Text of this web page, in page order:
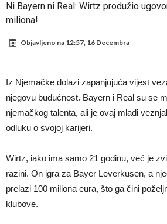
Zašto je nepoznati italijanski petoligaš
Potresne scene na sahrani UFC borca!
tjera suze
GROM USMRTIO FUDBALERA: Velika
igrača!
Ni Bayern ni Real: Wirtz produžio
miliona!
Objavljeno na 12:57, 16 Decembra
Iz Njemačke dolazi zapanjujuća vijest
njegovu budućnost. Bayern i Real su se
njemačkog talenta, ali je ovaj mladi
odluku o svojoj karijeri.
Wirtz, iako ima samo 21 godinu, već je
razini. On igra za Bayer Leverkusen, a
prelazi 100 miliona eura, što ga čini
klubove.